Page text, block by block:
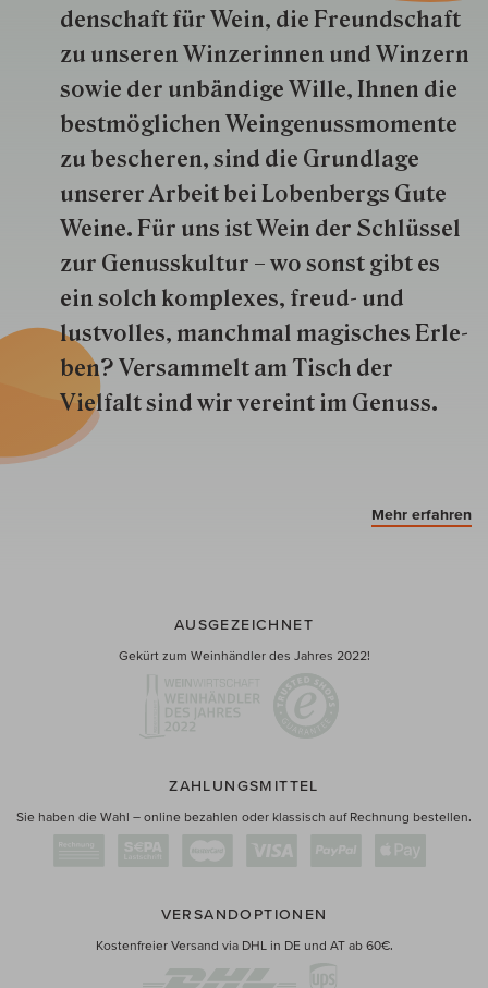
den­schaft für Wein, die Freund­schaft
zu unseren Win­zer­innen und Win­zern
so­wie der un­bän­dige Wille, Ihnen die
best­mög­lich­en Wein­genuss­momente
zu besche­ren, sind die Grund­lage
unserer Arbeit bei Lobenbergs Gute
Weine. Für uns ist Wein der Schlüs­sel
zur Genuss­kultur – wo sonst gibt es
ein solch kom­plexes, freud- und
lustvolles, manchmal ma­gisch­es Er­le­
ben? Versammelt am Tisch der
Vielfalt sind wir ver­eint im Genuss.
Mehr erfahren
AUSGEZEICHNET
Gekürt zum Weinhändler des Jahres 2022!
ZAHLUNGSMITTEL
Sie haben die Wahl – online bezahlen oder klassisch auf Rechnung bestellen.
VERSANDOPTIONEN
Kostenfreier Versand via DHL in DE und AT ab 60€.